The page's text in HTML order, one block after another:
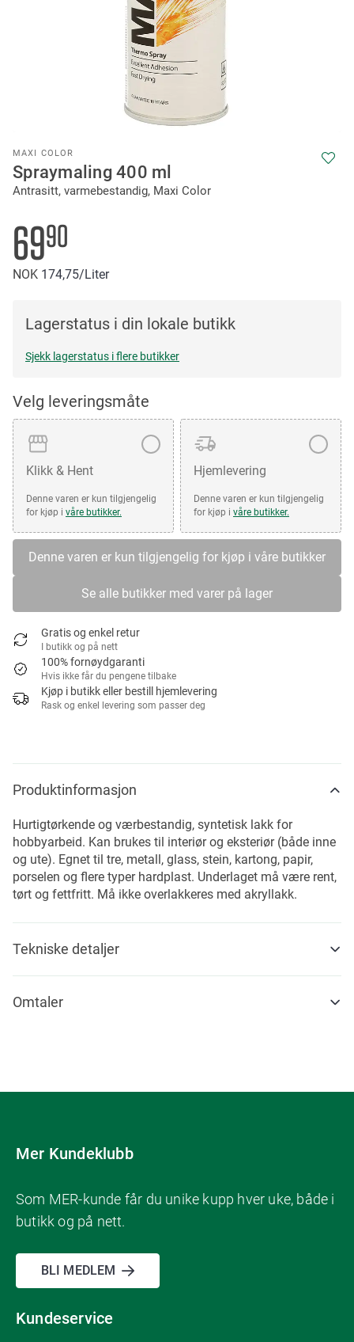
MAXI COLOR
Spraymaling 400 ml
Antrasitt, varmebestandig, Maxi Color
6990
NOK 17475/Liter
Lagerstatus i din lokale butikk
Sjekk lagerstatus i flere butikker
Velg leveringsmåte
Klikk & Hent
Denne varen er kun tilgjengelig
for kjøp i våre butikker.
Hjemlevering
Denne varen er kun tilgjengelig
for kjøp i våre butikker.
Denne varen er kun tilgjengelig for kjøp i våre butikker
Se alle butikker med varer på lager
Gratis og enkel retur
I butikk og på nett
100% fornøydgaranti
Hvis ikke får du pengene tilbake
Kjøp i butikk eller bestill hjemlevering
Rask og enkel levering som passer deg
to
the
beginning
the
images
gallery
Produktinformasjon
Hurtigtørkende og værbestandig, syntetisk lakk for
hobbyarbeid. Kan brukes til interiør og eksteriør (både inne
og ute). Egnet til tre, metall, glass, stein, kartong, papir,
porselen og flere typer hardplast. Underlaget må være rent,
tørt og fettfritt. Må ikke overlakkeres med akryllakk.
Tekniske detaljer
Omtaler
Mer Kundeklubb
Som MER-kunde får du unike kupp hver uke, både i
butikk og på nett.
BLI MEDLEM
Kundeservice